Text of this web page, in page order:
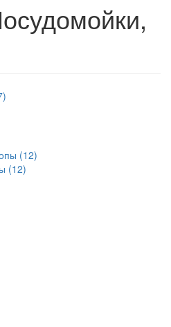
(12)